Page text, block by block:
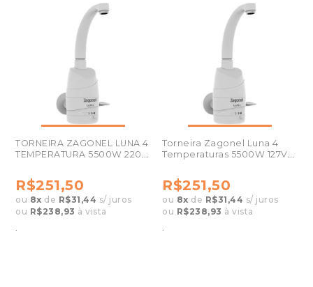
TORNEIRA ZAGONEL LUNA 4
TEMPERATURA 5500W 220V
R$251,50
ou 8x de R$31,44 s/ juros
ou R$238,93 à vista
.
Torneira Zagonel Luna 4
Temperaturas 5500W 127V
R$251,50
ou 8x de R$31,44 s/ juros
ou R$238,93 à vista
.